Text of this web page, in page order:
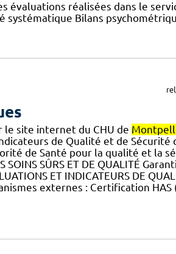
évaluations réalisées dans le
Bilans
le site internet du CHU de
de Qualité et de Sécurité
de Santé pour la qualité et la
SOINS SÛRS ET DE QUALITÉ
ET INDICATEURS DE
externes : Certification